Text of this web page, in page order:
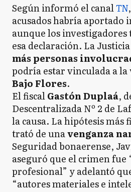
Según informó el canalTN
acusados habría aportado
aunque los
esa declaración. La
más personas
podría estar vinculada a la
Bajo Flores.
El fiscalGastón Duplaá,
Descentralizada Nº 2 de
la causa. La hipótesis más
trató de unavenganza
Seguridad bonaerense,
aseguró que el crimen fue
profesional” y adelantó
“autores materiales e